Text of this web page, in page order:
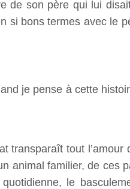
de son père qui lui
si bons termes avec le
je pense à cette
tout l’amour
animal familier, de ces
le